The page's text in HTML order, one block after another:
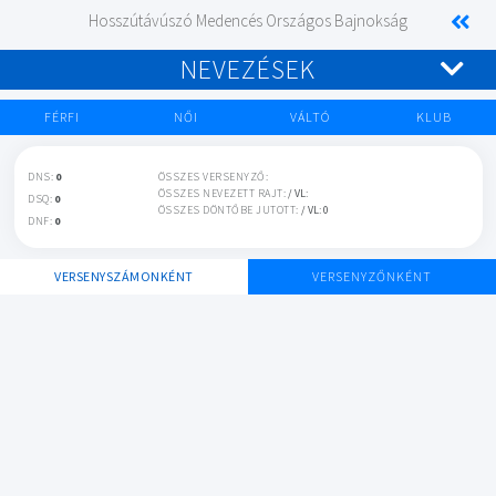
Hosszútávúszó Medencés Országos Bajnokság
NEVEZÉSEK
FÉRFI NŐI VÁLTÓ KLUB
DNS: 0
DSQ: 0
DNF: 0
ÖSSZES VERSENYZŐ:
ÖSSZES NEVEZETT RAJT:/ VL:
ÖSSZES DÖNTŐBE JUTOTT: / VL: 0
VERSENYSZÁMONKÉNT VERSENYZŐNKÉNT